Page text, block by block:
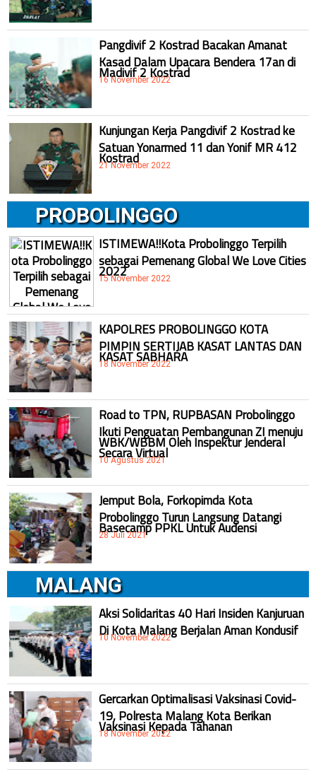
Pangdivif 2 Kostrad Bacakan Amanat
Kasad Dalam Upacara Bendera 17an di
Madivif 2 Kostrad
16 November 2022
Kunjungan Kerja Pangdivif 2 Kostrad ke
Satuan Yonarmed 11 dan Yonif MR 412
Kostrad
21 November 2022
PROBOLINGGO
ISTIMEWA!!Kota Probolinggo Terpilih
sebagai Pemenang Global We Love Cities
2022
15 November 2022
KAPOLRES PROBOLINGGO KOTA
PIMPIN SERTIJAB KASAT LANTAS DAN
KASAT SABHARA
18 November 2022
Road to TPN, RUPBASAN Probolinggo
Ikuti Penguatan Pembangunan ZI menuju
WBK/WBBM Oleh Inspektur Jenderal
Secara Virtual
10 Agustus 2021
Jemput Bola, Forkopimda Kota
Probolinggo Turun Langsung Datangi
Basecamp PPKL Untuk Audensi
28 Juli 2021
MALANG
Aksi Solidaritas 40 Hari Insiden Kanjuruan
Di Kota Malang Berjalan Aman Kondusif
10 November 2022
Gercarkan Optimalisasi Vaksinasi Covid-
19, Polresta Malang Kota Berikan
Vaksinasi Kepada Tahanan
18 November 2022